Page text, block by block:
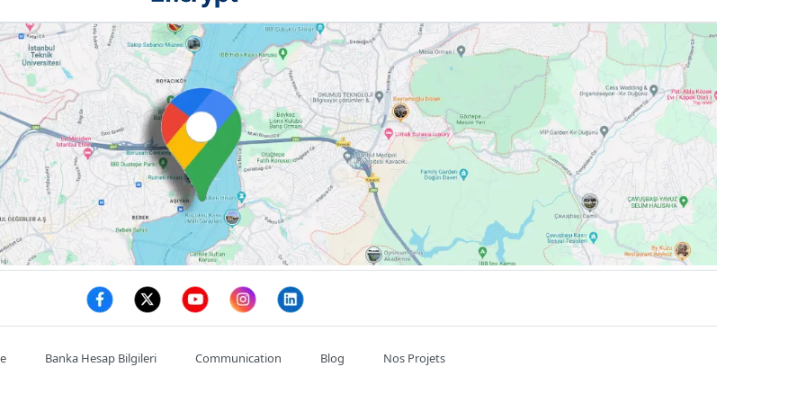
Banka Hesap Bilgileri Communication Blog Nos Projets